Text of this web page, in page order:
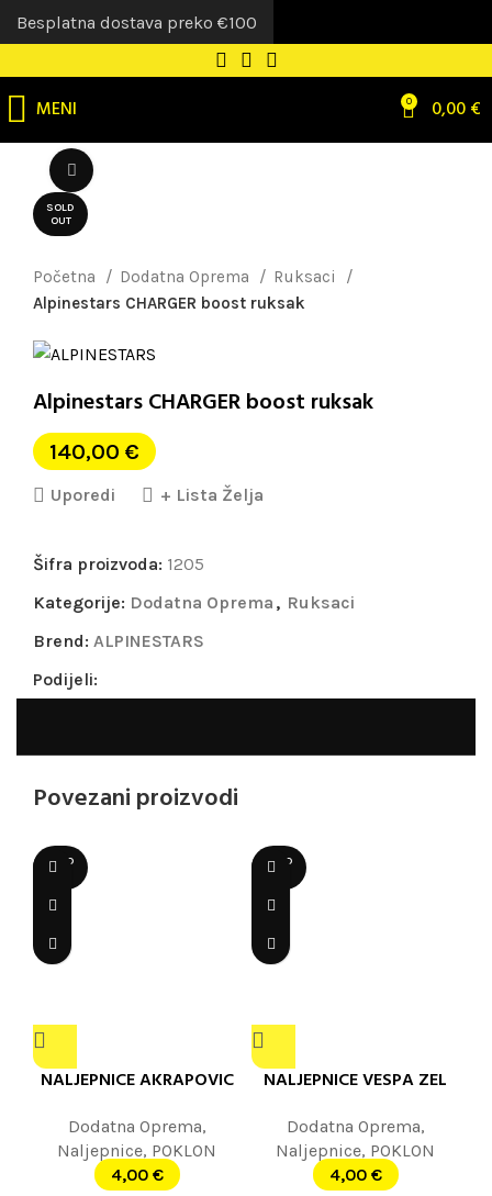
MENI 0 0,00€
SOLD
OUT
Početna Dodatna Oprema
Ruksaci
Alpinestars CHARGER boost ruksak
Alpinestars CHARGER boost ruksak
140,00 €
Uporedi + Lista Želja
Šifra proizvoda: 1205
Kategorije: Dodatna Oprema , Ruksaci
Brend: ALPINESTARS
Podijeli:
Povezani proizvodi
SOLD
OUT
NALJEPNICE AKRAPOVIC
Dodatna Oprema,
Naljepnice, POKLON
4,00 €
SOLD
OUT
NALJEPNICE VESPA ZEL
Dodatna Oprema,
Naljepnice, POKLON
4,00 €
Besplatna dostava preko €100